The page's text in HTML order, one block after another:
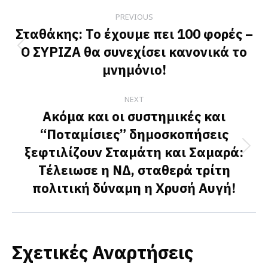
navigation
PREVIOUS
Previous
post:
Σταθάκης: Το έχουμε πει 100 φορές –
Ο ΣΥΡΙΖΑ θα συνεχίσει κανονικά το
μνημόνιο!
NEXT
Next
post:
Ακόμα και οι συστημικές και
“Ποταμίσιες” δημοσκοπήσεις
ξεφτιλίζουν Σταμάτη και Σαμαρά:
Τέλειωσε η ΝΔ, σταθερά τρίτη
πολιτική δύναμη η Χρυσή Αυγή!
Σχετικές Αναρτήσεις